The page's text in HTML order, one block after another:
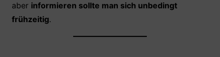
aber informieren sollte man sich unbedingt
frühzeitig.